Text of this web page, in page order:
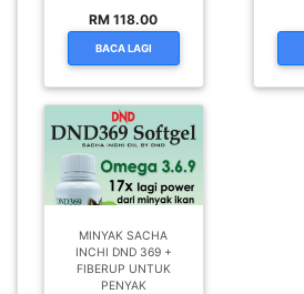
RM 118.00
BACA LAGI
MINYAK SACHA
INCHI DND 369 +
FIBERUP UNTUK
PENYAK